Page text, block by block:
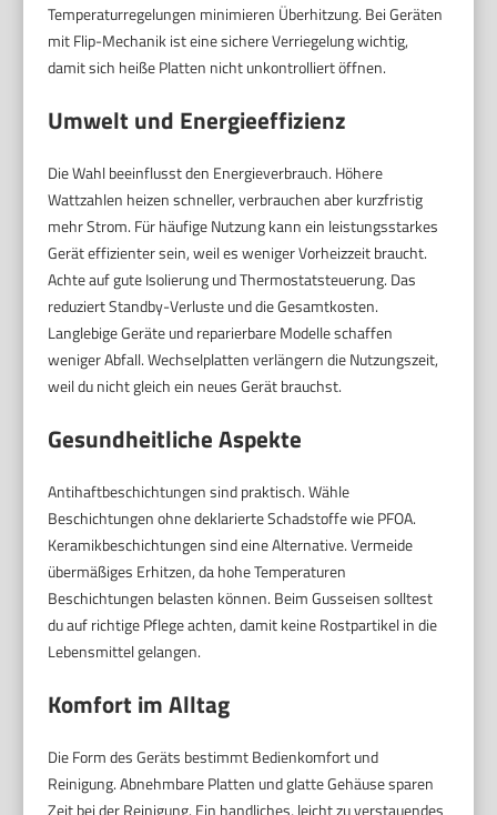
Temperaturregelungen minimieren Überhitzung. Bei Geräten
mit Flip-Mechanik ist eine sichere Verriegelung wichtig,
damit sich heiße Platten nicht unkontrolliert öffnen.
Umwelt und Energieeffizienz
Die Wahl beeinflusst den Energieverbrauch. Höhere
Wattzahlen heizen schneller, verbrauchen aber kurzfristig
mehr Strom. Für häufige Nutzung kann ein leistungsstarkes
Gerät effizienter sein, weil es weniger Vorheizzeit braucht.
Achte auf gute Isolierung und Thermostatsteuerung. Das
reduziert Standby-Verluste und die Gesamtkosten.
Langlebige Geräte und reparierbare Modelle schaffen
weniger Abfall. Wechselplatten verlängern die Nutzungszeit,
weil du nicht gleich ein neues Gerät brauchst.
Gesundheitliche Aspekte
Antihaftbeschichtungen sind praktisch. Wähle
Beschichtungen ohne deklarierte Schadstoffe wie PFOA.
Keramikbeschichtungen sind eine Alternative. Vermeide
übermäßiges Erhitzen, da hohe Temperaturen
Beschichtungen belasten können. Beim Gusseisen solltest
du auf richtige Pflege achten, damit keine Rostpartikel in die
Lebensmittel gelangen.
Komfort im Alltag
Die Form des Geräts bestimmt Bedienkomfort und
Reinigung. Abnehmbare Platten und glatte Gehäuse sparen
Zeit bei der Reinigung. Ein handliches, leicht zu verstauendes